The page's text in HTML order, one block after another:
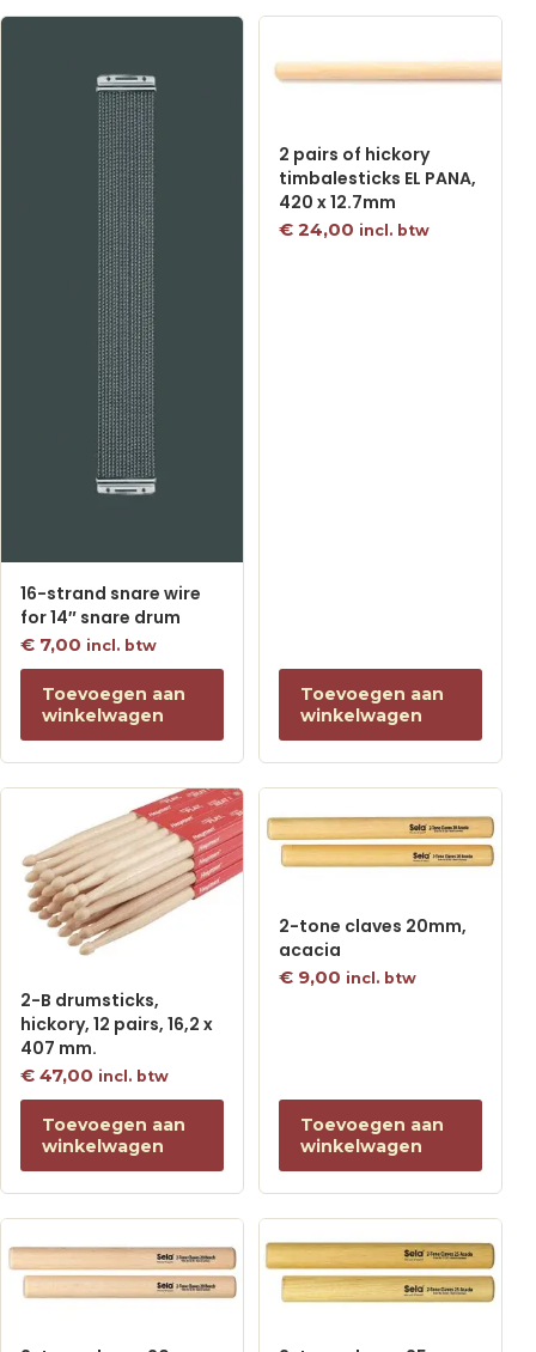
16-strand snare wire
for 14″ snare drum
€ 7,00 incl. btw
Toevoegen aan
winkelwagen
2 pairs of hickory
timbalesticks EL PANA,
420 x 12.7mm
€ 24,00 incl. btw
Toevoegen aan
winkelwagen
2-B drumsticks,
hickory, 12 pairs, 16,2 x
407 mm.
€ 47,00 incl. btw
Toevoegen aan
winkelwagen
2-tone claves 20mm,
acacia
€ 9,00 incl. btw
Toevoegen aan
winkelwagen